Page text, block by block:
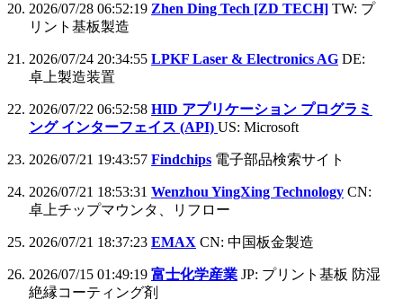
2026/07/28 06:52:19 Zhen Ding Tech [ZD TECH] TW: プ
リント基板製造
2026/07/24 20:34:55 LPKF Laser & Electronics AG DE:
卓上製造装置
2026/07/22 06:52:58 HID アプリケーション プログラミ
ング インターフェイス (API) US: Microsoft
2026/07/21 19:43:57 Findchips 電子部品検索サイト
2026/07/21 18:53:31 Wenzhou YingXing Technology CN:
卓上チップマウンタ、リフロー
2026/07/21 18:37:23 EMAX CN: 中国板金製造
2026/07/15 01:49:19 富士化学産業 JP: プリント基板 防湿
絶縁コーティング剤